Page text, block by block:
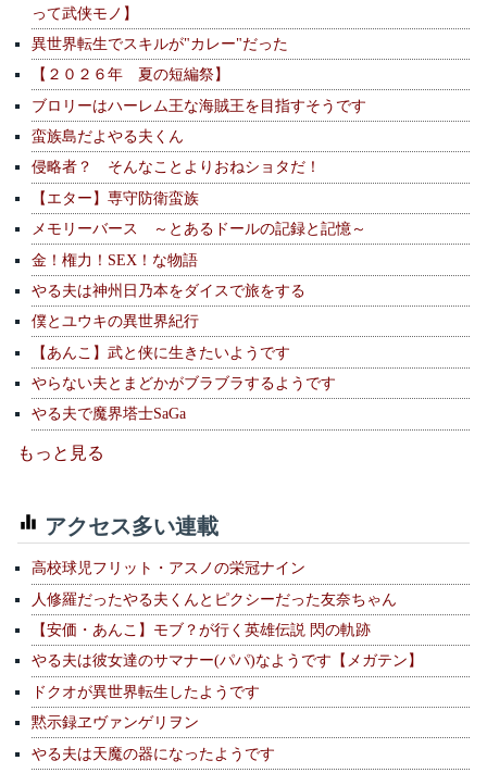
って武侠モノ】
異世界転生でスキルが"カレー"だった
【２０２６年 夏の短編祭】
ブロリーはハーレム王な海賊王を目指すそうです
蛮族島だよやる夫くん
侵略者？ そんなことよりおねショタだ！
【エター】専守防衛蛮族
メモリーバース ～とあるドールの記録と記憶～
金！権力！SEX！な物語
やる夫は神州日乃本をダイスで旅をする
僕とユウキの異世界紀行
【あんこ】武と侠に生きたいようです
やらない夫とまどかがブラブラするようです
やる夫で魔界塔士SaGa
もっと見る
アクセス多い連載
高校球児フリット・アスノの栄冠ナイン
人修羅だったやる夫くんとピクシーだった友奈ちゃん
【安価・あんこ】モブ？が行く英雄伝説 閃の軌跡
やる夫は彼女達のサマナー(パパ)なようです【メガテン】
ドクオが異世界転生したようです
黙示録ヱヴァンゲリヲン
やる夫は天魔の器になったようです